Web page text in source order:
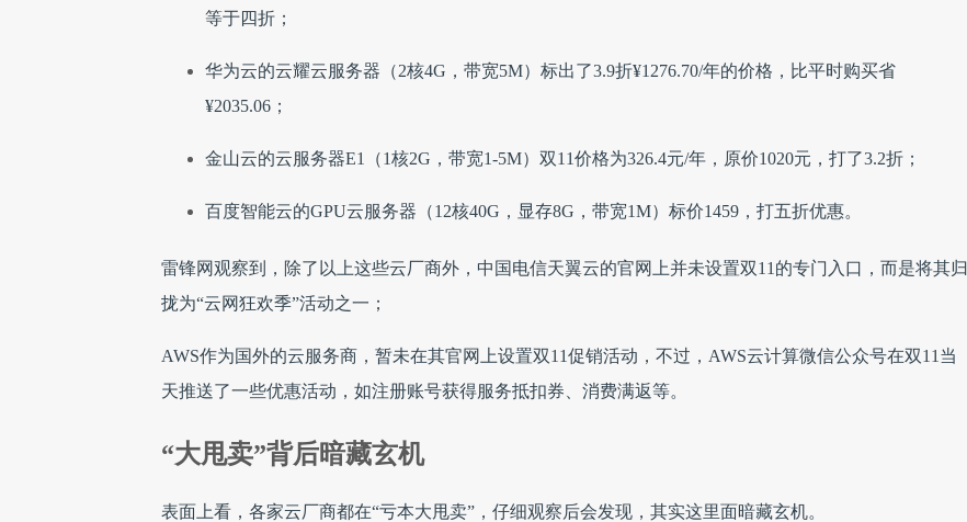
等于四折；
华为云的云耀云服务器（2核4G，带宽5M）标出了3.9折¥1276.70/年的价格，比平时购买省
¥2035.06；
金山云的云服务器E1（1核2G，带宽1-5M）双11价格为326.4元/年，原价1020元，打了3.2折；
百度智能云的GPU云服务器（12核40G，显存8G，带宽1M）标价1459，打五折优惠。
雷锋网观察到，除了以上这些云厂商外，中国电信天翼云的官网上并未设置双11的专门入口，而是将其归
拢为“云网狂欢季”活动之一；
AWS作为国外的云服务商，暂未在其官网上设置双11促销活动，不过，AWS云计算微信公众号在双11当
天推送了一些优惠活动，如注册账号获得服务抵扣券、消费满返等。
“大甩卖”背后暗藏玄机
表面上看，各家云厂商都在“亏本大甩卖”，仔细观察后会发现，其实这里面暗藏玄机。